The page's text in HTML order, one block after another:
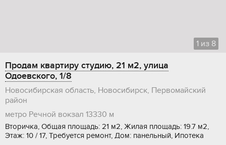
1 из 8
Продам квартиру студию, 21 м2, улица
Одоевского, 1/8
Новосибирская область, Новосибирск, Первомайский
район
метро Речной вокзал 13330 м
Вторичка, Общая площадь: 21 м2, Жилая площадь: 19.7 м2,
Этаж: 10 / 17, Требуется ремонт, Дом: панельный, Ипотека